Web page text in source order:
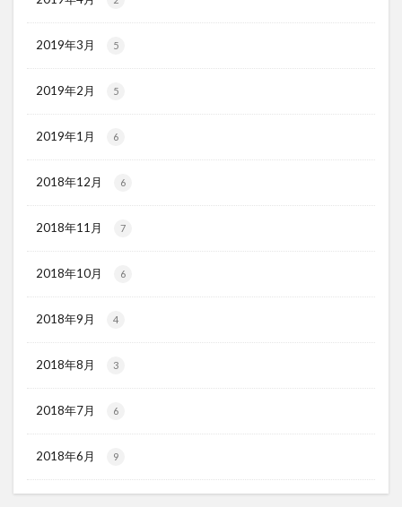
2019年3月 5
2019年2月 5
2019年1月 6
2018年12月 6
2018年11月 7
2018年10月 6
2018年9月 4
2018年8月 3
2018年7月 6
2018年6月 9